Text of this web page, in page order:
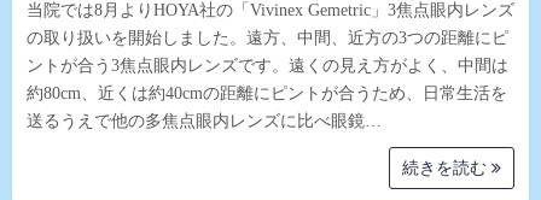
当院では8月よりHOYA社の「Vivinex Gemetric」3焦点眼内レンズ
の取り扱いを開始しました。遠方、中間、近方の3つの距離にピ
ントが合う3焦点眼内レンズです。遠くの見え方がよく、中間は
約80cm、近くは約40cmの距離にピントが合うため、日常生活を
送るうえで他の多焦点眼内レンズに比べ眼鏡…
続きを読む